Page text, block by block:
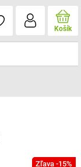
Košík
Zľava -15%